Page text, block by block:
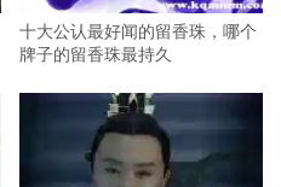
十大公认最好闻的留香珠，哪个
牌子的留香珠最持久